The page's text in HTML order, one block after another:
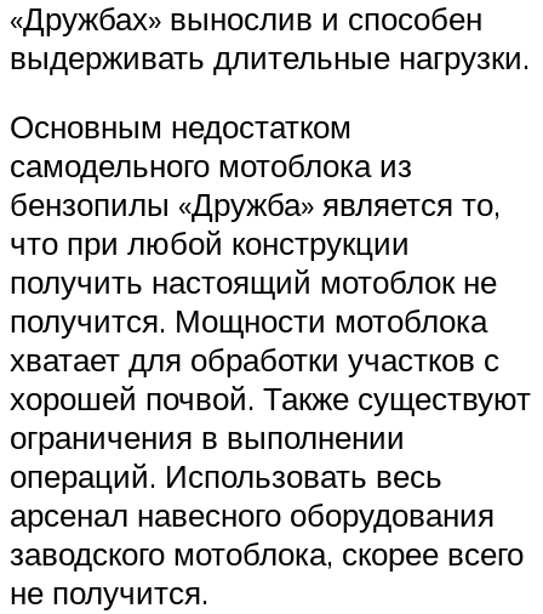
«Дружбах» вынослив и способен
выдерживать длительные нагрузки.
Основным недостатком
самодельного мотоблока из
бензопилы «Дружба» является то,
что при любой конструкции
получить настоящий мотоблок не
получится. Мощности мотоблока
хватает для обработки участков с
хорошей почвой. Также существуют
ограничения в выполнении
операций. Использовать весь
арсенал навесного оборудования
заводского мотоблока, скорее всего
не получится.